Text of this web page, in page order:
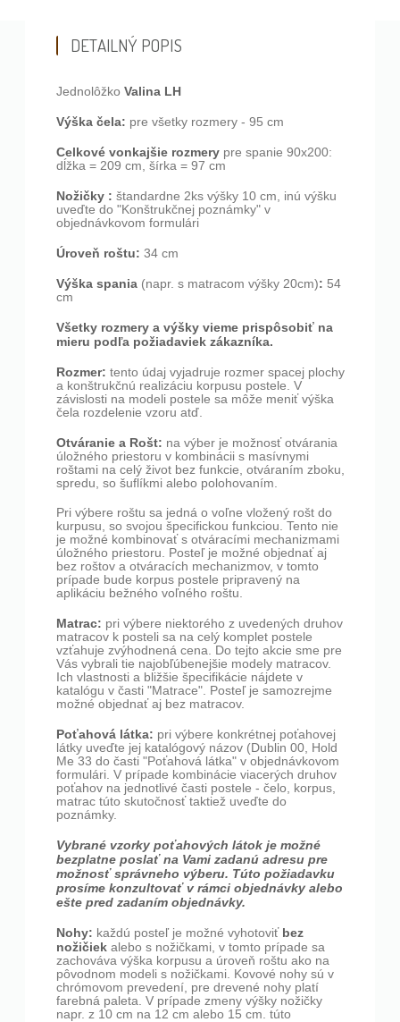
DETAILNÝ POPIS
Jednolôžko Valina LH
Výška čela: pre všetky rozmery - 95 cm
Celkové vonkajšie rozmery pre spanie 90x200:
dĺžka = 209 cm, šírka = 97 cm
Nožičky : štandardne 2ks výšky 10 cm, inú výšku
uveďte do "Konštrukčnej poznámky" v
objednávkovom formulári
Úroveň roštu: 34 cm
Výška spania (napr. s matracom výšky 20cm): 54
cm
Všetky rozmery a výšky vieme prispôsobiť na
mieru podľa požiadaviek zákazníka.
Rozmer: tento údaj vyjadruje rozmer spacej plochy
a konštrukčnú realizáciu korpusu postele. V
závislosti na modeli postele sa môže meniť výška
čela rozdelenie vzoru atď.
Otváranie a Rošt: na výber je možnosť otvárania
úložného priestoru v kombinácii s masívnymi
roštami na celý život bez funkcie, otváraním zboku,
spredu, so šuflíkmi alebo polohovaním.
Pri výbere roštu sa jedná o voľne vložený rošt do
kurpusu, so svojou špecifickou funkciou. Tento nie
je možné kombinovať s otváracími mechanizmami
úložného priestoru. Posteľ je možné objednať aj
bez roštov a otváracích mechanizmov, v tomto
prípade bude korpus postele pripravený na
aplikáciu bežného voľného roštu.
Matrac: pri výbere niektorého z uvedených druhov
matracov k posteli sa na celý komplet postele
vzťahuje zvýhodnená cena. Do tejto akcie sme pre
Vás vybrali tie najobľúbenejšie modely matracov.
Ich vlastnosti a bližšie špecifikácie nájdete v
katalógu v časti "Matrace". Posteľ je samozrejme
možné objednať aj bez matracov.
Poťahová látka: pri výbere konkrétnej poťahovej
látky uveďte jej katalógový názov (Dublin 00, Hold
Me 33 do časti "Poťahová látka" v objednávkovom
formulári. V prípade kombinácie viacerých druhov
poťahov na jednotlivé časti postele - čelo, korpus,
matrac túto skutočnosť taktiež uveďte do
poznámky.
Vybrané vzorky poťahových látok je možné
bezplatne poslať na Vami zadanú adresu pre
možnosť správneho výberu. Túto požiadavku
prosíme konzultovať v rámci objednávky alebo
ešte pred zadaním objednávky.
Nohy: každú posteľ je možné vyhotoviť bez
nožičiek alebo s nožičkami, v tomto prípade sa
zachováva výška korpusu a úroveň roštu ako na
pôvodnom modeli s nožičkami. Kovové nohy sú v
chrómovom prevedení, pre drevené nohy platí
farebná paleta. V prípade zmeny výšky nožičky
napr. z 10 cm na 12 cm alebo 15 cm. túto